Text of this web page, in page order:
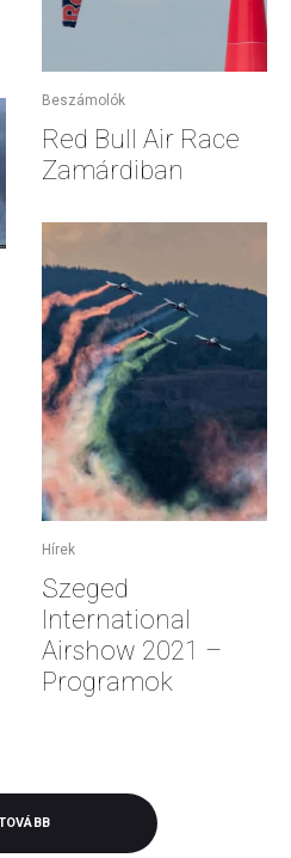
Beszámolók
Red Bull Air Race
Zamárdiban
Hírek
Szeged
International
Airshow 2021 –
Programok